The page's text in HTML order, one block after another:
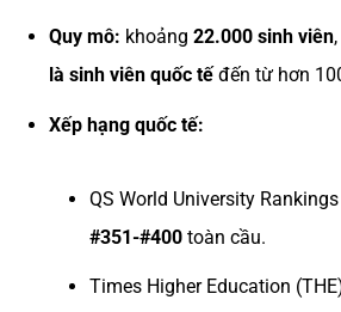
Quy mô: khoảng 22.000 sinh viên
là sinh viên quốc tếđến từ hơn
Xếp hạng quốc tế:
QS World University
#351-#400toàn cầu.
Times Higher Education